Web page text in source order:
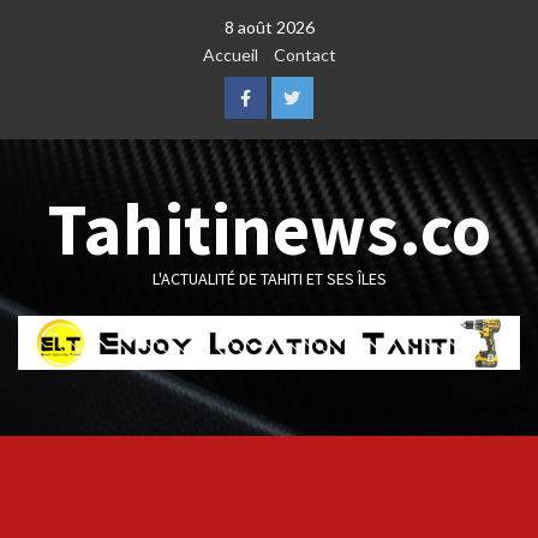
8 août 2026
Accueil
Contact
FacebookTwitter
Tahitinews.co
L'ACTUALITÉ DE TAHITI ET SES ÎLES